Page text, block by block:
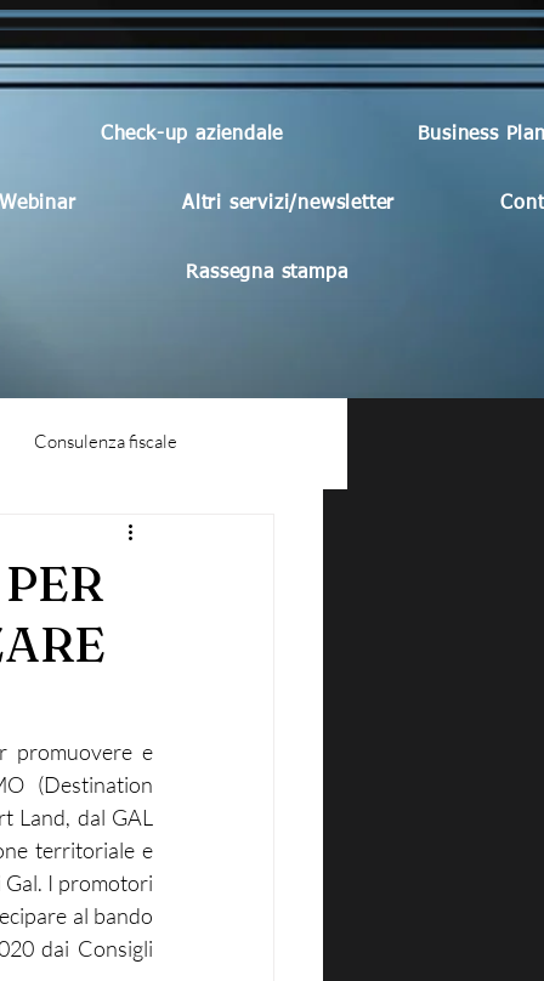
Check-up aziendale Business
Webinar Altri servizi/newsletter
Rassegna stampa
Consulenza fiscale
promuovere e
(Destination
Land, dal GAL
territoriale e
Gal. I promotori
al bando
dai Consigli